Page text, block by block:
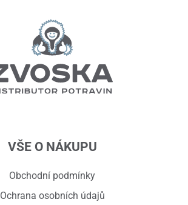
VŠE O NÁKUPU
Obchodní podmínky
Ochrana osobních údajů